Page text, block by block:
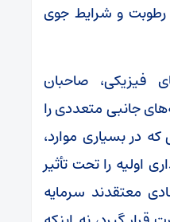
رطوبت و شرایط جوی
فیزیکی، صاحبان
جانبی متعددی را
در بسیاری موارد،
اولیه را تحت تأثیر
معتقدند سرمایه